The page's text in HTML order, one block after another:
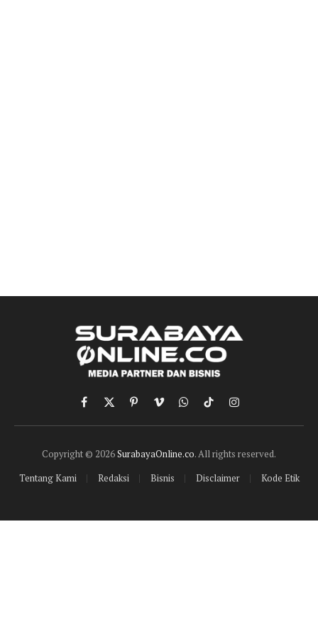
Facebook
X
(Twitter)
PinterestVimeoWhatsApp
TikTokInstagram
Copyright © 2026SurabayaOnline.co. All rights reserved.
Tentang Kami
Redaksi Bisnis Disclaimer Kode Etik